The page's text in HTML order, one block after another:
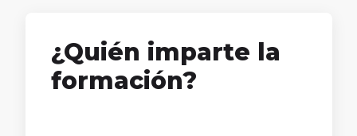
¿Quién imparte la
formación?